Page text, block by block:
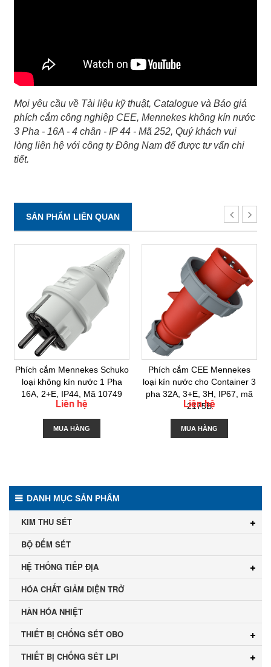
Mọi yêu cầu về Tài liệu kỹ thuật, Catalogue và Báo giá
phích cắm công nghiệp CEE, Mennekes không kín nước
3 Pha - 16A - 4 chân - IP 44 - Mã 252, Quý khách vui
lòng liên hệ với công ty Đông Nam để được tư vấn chi
tiết.
SẢN PHẨM LIÊN QUAN
Phích cắm Mennekes Schuko
loại không kín nước 1 Pha
16A, 2+E, IP44, Mã 10749
Liên hệ
MUA HÀNG
Phích cắm CEE Mennekes
loại kín nước cho Container 3
pha 32A, 3+E, 3H, IP67, mã
2175B
Liên hệ
MUA HÀNG
DANH MỤC SẢN PHẨM
KIM THU SÉT
BỘ ĐẾM SÉT
HỆ THỐNG TIẾP ĐỊA
HÓA CHẤT GIẢM ĐIỆN TRỞ
HÀN HÓA NHIỆT
THIẾT BỊ CHỐNG SÉT OBO
THIẾT BỊ CHỐNG SÉT LPI